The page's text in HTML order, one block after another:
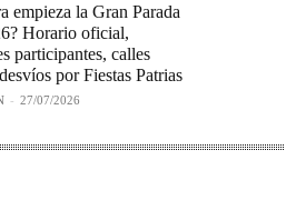
empieza la Gran Parada
Horario oficial,
participantes, calles
por Fiestas Patrias
- 27/07/2026